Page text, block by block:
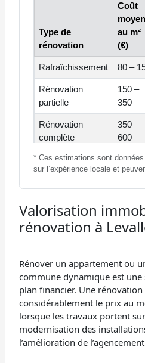
Type de
rénovation
Coût
moyen
au m²
(€)
Rafraîchissement 80 –
Rénovation
partielle
150 –
350
Rénovation
complète
350 –
600
Rénovation
lourde
600 –
1000
* Ces estimations sont
sur l’expérience locale et
Valorisation
rénovation à
Rénover un appartement ou
commune dynamique est
plan financier. Une
considérablement le prix au
lorsque les travaux portent
modernisation des
l’amélioration de